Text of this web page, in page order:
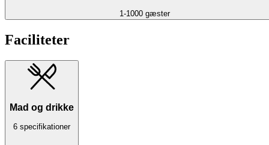
1-1000 gæster
Faciliteter
Mad og drikke
6 specifikationer